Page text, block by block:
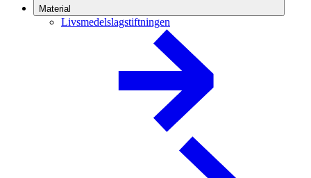
Material
Livsmedelslagstiftningen